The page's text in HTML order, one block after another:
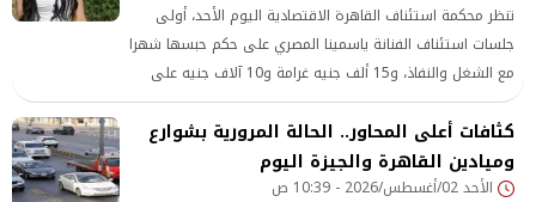
تنظر محكمة استئناف القاهرة الاقتصادية اليوم الأحد، أولى
جلسات استئناف الفنانة ياسمينا المصري على حكم حبسها شهرا
مع الشغل والنفاذ، و15 ألف جنيه غرامة و10 آلاف جنيه على
سبيل التعويض المؤقت، بتهمة سب وقذف أشرف زكي نقيب
المهن التمثيلية.
كثافات أعلى المحاور.. الحالة المرورية بشوارع
وميادين القاهرة والجيزة اليوم
الأحد 02/أغسطس/2026 - 10:39 ص